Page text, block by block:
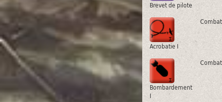
Brevet de pilote
Acrobatie I
Combat
Bombardement
I
Combat